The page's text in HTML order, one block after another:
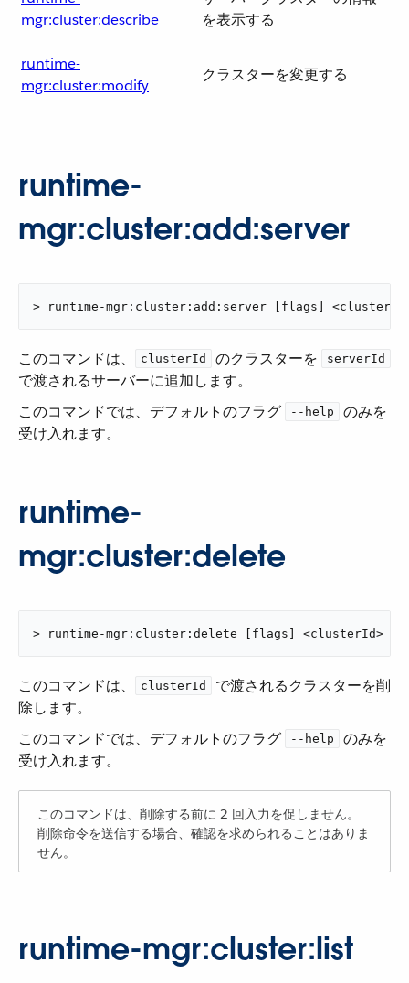
mgr:cluster:describe
を表示する
runtime-
mgr:cluster:modify
クラスターを変更する
runtime-
mgr:cluster:add:server
> runtime-mgr:cluster:add:server [flags]
このコマンドは、​ clusterId ​ のクラスターを ​ serverId
で渡されるサーバーに追加します。
このコマンドでは、デフォルトのフラグ ​
--help
​ のみを
受け入れます。
runtime-
mgr:cluster:delete
> runtime-mgr:cluster:delete [flags] <clusterId>
このコマンドは、​ clusterId
​ で渡されるクラスターを削
除します。
このコマンドでは、デフォルトのフラグ ​
--help
​ のみを
受け入れます。
このコマンドは、削除する前に 2 回入力を促しません。
削除命令を送信する場合、確認を求められることはありま
せん。
runtime-mgr:cluster:list